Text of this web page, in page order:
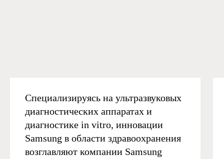
Специализируясь на ультразвуковых
диагностических аппаратах и
диагностике in vitro, инновации
Samsung в области здравоохранения
возглавляют компании Samsung